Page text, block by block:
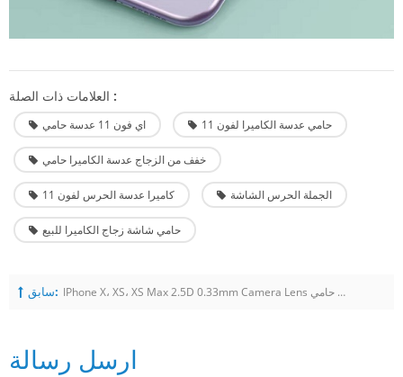
العلامات ذات الصلة :
اي فون 11 عدسة حامي حامي عدسة الكاميرا لفون 11
خفف من الزجاج عدسة الكاميرا حامي
كاميرا عدسة الحرس لفون 11 الجملة الحرس الشاشة
حامي شاشة زجاج الكاميرا للبيع
سابق: IPhone X، XS، XS Max 2.5D 0.33mm Camera Lens خفف زجاج الشاشة حامي
ارسل رسالة